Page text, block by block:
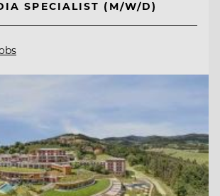
SPECIALIST (M/W/D)